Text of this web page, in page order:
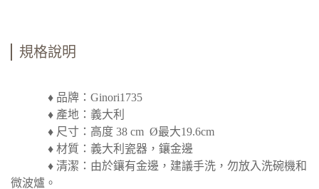
規格說明
♦ 品牌：Ginori1735
♦ 產地：義大利
♦ 尺寸：高度 38 cm Ø最大19.6cm
♦ 材質：義大利瓷器，鑲金邊
♦ 清潔：由於鑲有金邊，建議手洗，勿放入洗碗機和
微波爐。